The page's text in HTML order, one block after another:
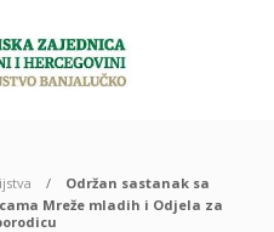
Održan sastanak sa
Mreže mladih i Odjela za